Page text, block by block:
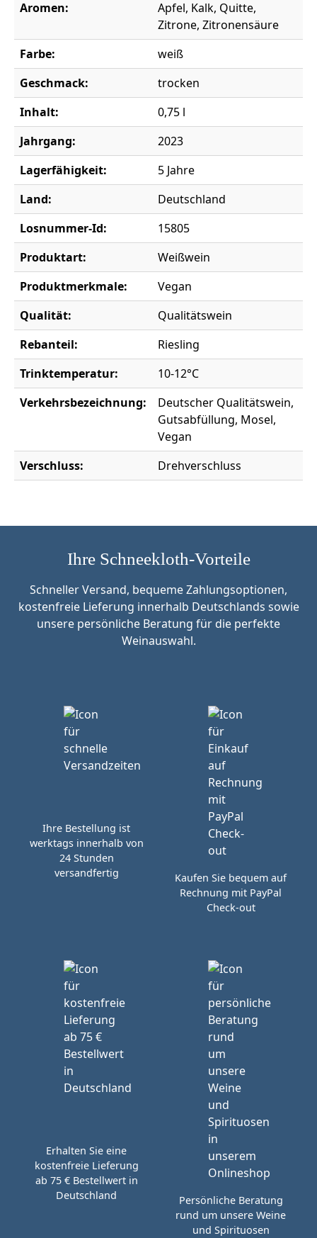
Aromen:
Apfel, Kalk, Quitte,
Zitrone, Zitronensäure
Farbe:
weiß
Geschmack:
trocken
Inhalt:
0,75 l
Jahrgang:
2023
Lagerfähigkeit:
5 Jahre
Land:
Deutschland
Losnummer-Id:
15805
Produktart:
Weißwein
Produktmerkmale:
Vegan
Qualität:
Qualitätswein
Rebanteil:
Riesling
Trinktemperatur:
10-12°C
Verkehrsbezeichnung:
Deutscher Qualitätswein,
Gutsabfüllung, Mosel,
Vegan
Verschluss:
Drehverschluss
Ihre Schneekloth-Vorteile
Schneller Versand, bequeme Zahlungsoptionen,
kostenfreie Lieferung innerhalb Deutschlands sowie
unsere persönliche Beratung für die perfekte
Weinauswahl.
Ihre Bestellung ist
werktags innerhalb von
24 Stunden
versandfertig
Kaufen Sie bequem auf
Rechnung mit PayPal
Check-out
Erhalten Sie eine
kostenfreie Lieferung
ab 75 € Bestellwert in
Deutschland
Persönliche Beratung
rund um unsere Weine
und Spirituosen